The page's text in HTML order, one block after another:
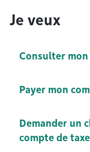
Je veux
Consulter
Payer mon
Demander un
compte de